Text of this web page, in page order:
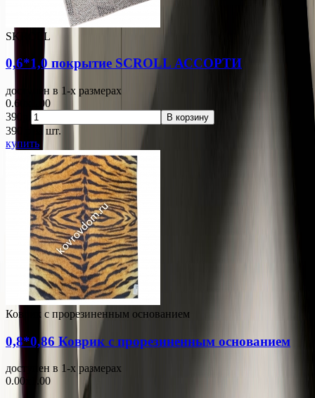
SKROLL
0,6*1,0 покрытие SCROLL АССОРТИ
доступен в 1-x размерах
0.60x1.00
390р.
В корзину
390
за шт.
купить
Коврик с прорезиненным основанием
0,8*0,86 Коврик с прорезиненным основанием
доступен в 1-x размерах
0.00x1.00